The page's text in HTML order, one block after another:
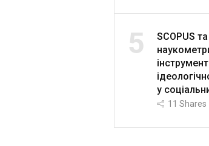
5
SCOPUS
у
11 Shares